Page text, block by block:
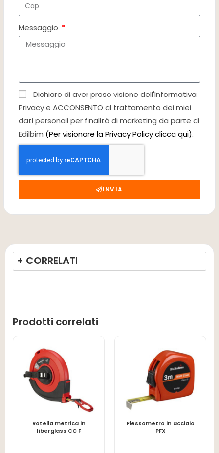
Messaggio
Dichiaro di aver preso visione dell'Informativa
Privacy e ACCONSENTO al trattamento dei miei
dati personali per finalità di marketing da parte di
Edilbim (Per visionare la Privacy Policy clicca qui).
INVIA
+ CORRELATI
Prodotti correlati
LEGGI TUTTO
Rotella metrica in
fiberglass CC F
LEGGI TUTTO
Flessometro in acciaio
PFX